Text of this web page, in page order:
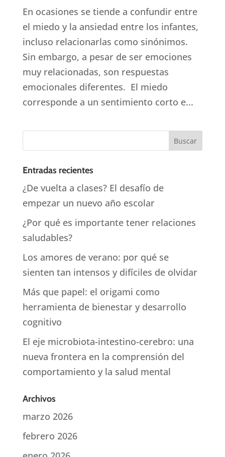
En ocasiones se tiende a confundir entre
el miedo y la ansiedad entre los infantes,
incluso relacionarlas como sinónimos.
Sin embargo, a pesar de ser emociones
muy relacionadas, son respuestas
emocionales diferentes. El miedo
corresponde a un sentimiento corto e...
Entradas recientes
¿De vuelta a clases? El desafío de
empezar un nuevo año escolar
¿Por qué es importante tener relaciones
saludables?
Los amores de verano: por qué se
sienten tan intensos y difíciles de olvidar
Más que papel: el origami como
herramienta de bienestar y desarrollo
cognitivo
El eje microbiota-intestino-cerebro: una
nueva frontera en la comprensión del
comportamiento y la salud mental
Archivos
marzo 2026
febrero 2026